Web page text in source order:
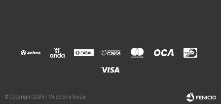
© Copyright 2026 / Mueblería Suiza